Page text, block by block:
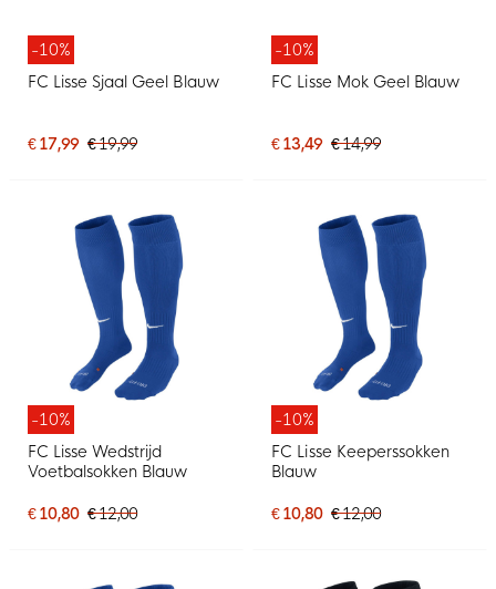
-10%
FC Lisse Sjaal Geel Blauw
€ 17,99 € 19,99
-10%
FC Lisse Mok Geel Blauw
€ 13,49 € 14,99
-10%
FC Lisse Wedstrijd
Voetbalsokken Blauw
€ 10,80 € 12,00
-10%
FC Lisse Keeperssokken
Blauw
€ 10,80 € 12,00